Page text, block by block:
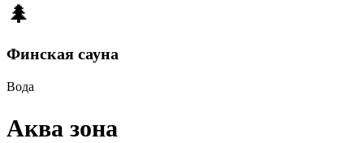
🌲
Финская сауна
Вода
Аква зона